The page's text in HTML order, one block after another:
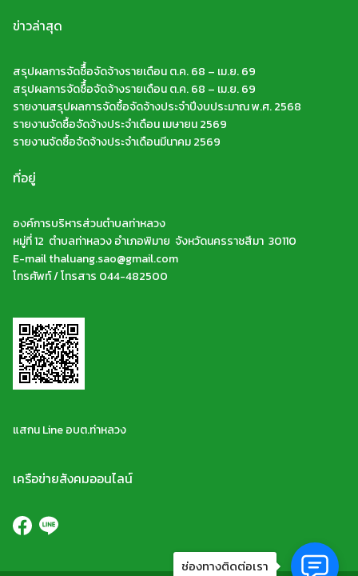
ข่าวล่าสุด
สรุปผลการจัดซืื้อจัดจ้างรายเดือน ต.ค. 68 – เม.ย. 69
สรุปผลการจัดซืื้อจัดจ้างรายเดือน ต.ค. 68 – เม.ย. 69
รายงานสรุปผลการจัดซื้อจัดจ้างประจำปีงบประมาณ พ.ศ. 2568
รายงานจัดซื้อจัดจ้างประจำเดือน เมษายน 2569
รายงานจัดซื้อจัดจ้างประจำเดือนมีนาคม 2569
ที่อยู่
องค์การบริหารส่วนตำบลท่าหลวง
หมู่ที่ 12 ตำบลท่าหลวง อำเภอพิมาย จังหวัดนครราชสีมา 30110
E-mail thaluang.sao@gmail.com
โทรศัพท์ / โทรสาร 044-482500
แสกน Line อบต.ท่าหลวง
เครือข่ายสังคมออนไลน์
ช่องทางติดต่อเรา